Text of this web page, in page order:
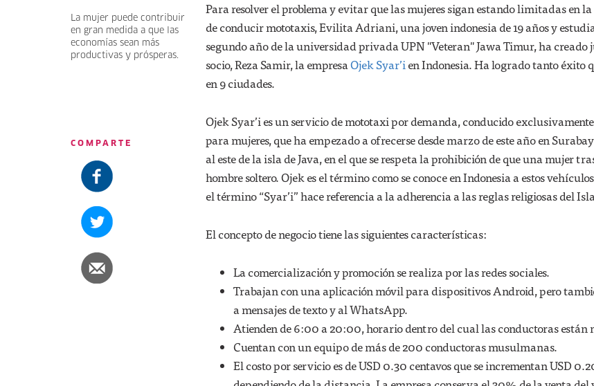
La mujer puede contribuir
en gran medida a que las
economías sean más
productivas y prósperas.
COMPARTE
Para resolver el problema y evitar que las mujeres sigan estando limitadas en
de conducir mototaxis, Evilita Adriani, una joven indonesia de 19 años y
segundo año de la universidad privada UPN "Veteran" Jawa Timur, ha creado
socio, Reza Samir, la empresaOjek Syar’ien Indonesia. Ha logrado tanto éxito
en 9 ciudades.
Ojek Syar’i es un servicio de mototaxi por demanda, conducido
para mujeres, que ha empezado a ofrecerse desde marzo de este año en
al este de la isla de Java, en el que se respeta la prohibición de que una mujer
hombre soltero. Ojek es el término como se conoce en Indonesia a estos
el término “Syar’i” hace referencia a la adherencia a las reglas religiosas del
El concepto de negocio tiene las siguientes características:
La comercialización y promoción se realiza por las redes sociales.
Trabajan con una aplicación móvil para dispositivos Android, pero
a mensajes de texto y al WhatsApp.
Atienden de 6:00 a 20:00, horario dentro del cual las conductoras están
Cuentan con un equipo de más de 200 conductoras musulmanas.
El costo por servicio es de USD 0.30 centavos que se incrementan USD